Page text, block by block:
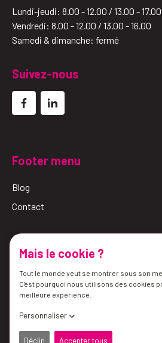
Lundi-jeudi: 8.00 - 12.00 / 13.00 - 17.00
Vendredi: 8.00 - 12.00 / 13.00 - 16.00
Samedi & dimanche: fermé
Suivez-nous
Footer menu
Blog
Contact
Conditions générales
Politique de confidentialité
les préférences en matière de cookies
site web par